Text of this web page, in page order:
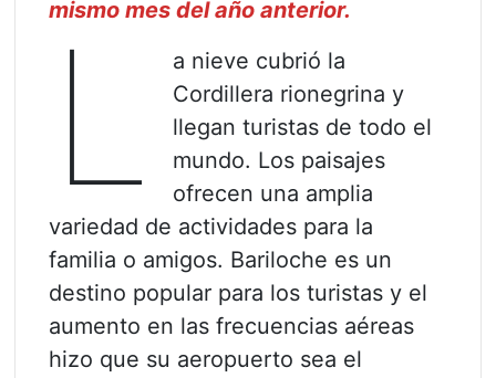
mismo mes del año anterior.
L
a nieve cubrió la
Cordillera rionegrina y
llegan turistas de todo el
mundo. Los paisajes
ofrecen una amplia
variedad de actividades para la
familia o amigos. Bariloche es un
destino popular para los turistas y el
aumento en las frecuencias aéreas
hizo que su aeropuerto sea el